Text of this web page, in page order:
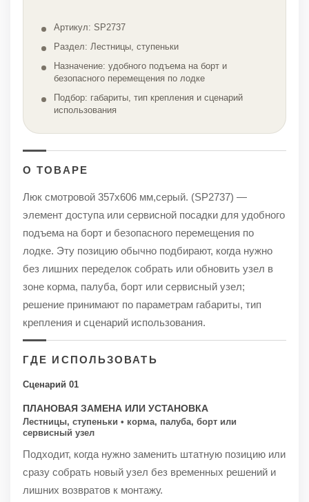
Артикул: SP2737
Раздел: Лестницы, ступеньки
Назначение: удобного подъема на борт и
безопасного перемещения по лодке
Подбор: габариты, тип крепления и сценарий
использования
О ТОВАРЕ
Люк смотровой 357х606 мм,серый. (SP2737) —
элемент доступа или сервисной посадки для удобного
подъема на борт и безопасного перемещения по
лодке. Эту позицию обычно подбирают, когда нужно
без лишних переделок собрать или обновить узел в
зоне корма, палуба, борт или сервисный узел;
решение принимают по параметрам габариты, тип
крепления и сценарий использования.
ГДЕ ИСПОЛЬЗОВАТЬ
Сценарий 01
ПЛАНОВАЯ ЗАМЕНА ИЛИ УСТАНОВКА
Лестницы, ступеньки • корма, палуба, борт или
сервисный узел
Подходит, когда нужно заменить штатную позицию или
сразу собрать новый узел без временных решений и
лишних возвратов к монтажу.